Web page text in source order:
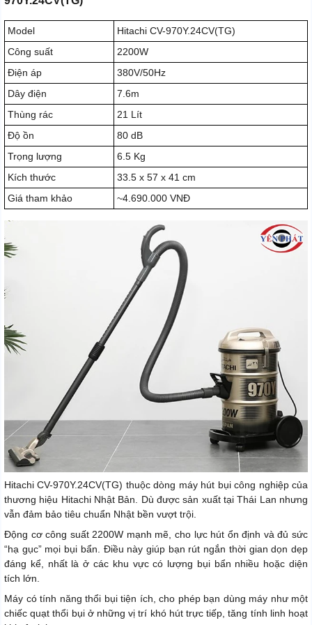
Model
Hitachi CV-970Y.24CV(TG)
Công suất
2200W
Điện áp
380V/50Hz
Dây điện
7.6m
Thùng rác
21 Lít
Độ ồn
80 dB
Trọng lượng
6.5 Kg
Kích thước
33.5 x 57 x 41 cm
Giá tham khảo
~4.690.000 VNĐ
Hitachi CV-970Y.24CV(TG) thuộc dòng máy hút bụi công nghiệp của
thương hiệu Hitachi Nhật Bản. Dù được sản xuất tại Thái Lan nhưng
vẫn đảm bảo tiêu chuẩn Nhật bền vượt trội.
Động cơ công suất 2200W mạnh mẽ, cho lực hút ổn định và đủ sức
“hạ gục” mọi bụi bẩn. Điều này giúp bạn rút ngắn thời gian dọn dẹp
đáng kể, nhất là ở các khu vực có lượng bụi bẩn nhiều hoặc diện
tích lớn.
Máy có tính năng thổi bụi tiện ích, cho phép bạn dùng máy như một
chiếc quạt thổi bụi ở những vị trí khó hút trực tiếp, tăng tính linh hoạt